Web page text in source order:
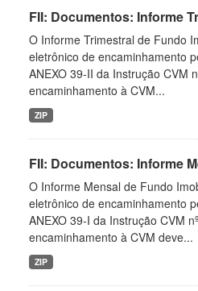
FII: Documentos: Informe
O Informe Trimestral de Fundo
eletrônico de encaminhamento
ANEXO 39-II da Instrução CVM
encaminhamento à CVM...
ZIP
FII: Documentos: Informe
O Informe Mensal de Fundo
eletrônico de encaminhamento
ANEXO 39-I da Instrução CVM
encaminhamento à CVM deve...
ZIP